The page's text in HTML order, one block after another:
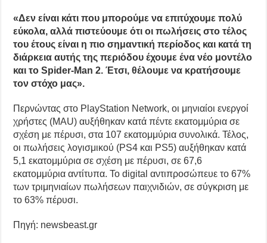
«Δεν είναι κάτι που μπορούμε να επιτύχουμε πολύ
εύκολα, αλλά πιστεύουμε ότι οι πωλήσεις στο τέλος
του έτους είναι η πιο σημαντική περίοδος και κατά τη
διάρκεια αυτής της περιόδου έχουμε ένα νέο μοντέλο
και το Spider-Man 2. Έτσι, θέλουμε να κρατήσουμε
τον στόχο μας».
Περνώντας στο PlayStation Network, οι μηνιαίοι ενεργοί
χρήστες (MAU) αυξήθηκαν κατά πέντε εκατομμύρια σε
σχέση με πέρυσι, στα 107 εκατομμύρια συνολικά. Τέλος,
οι πωλήσεις λογισμικού (PS4 και PS5) αυξήθηκαν κατά
5,1 εκατομμύρια σε σχέση με πέρυσι, σε 67,6
εκατομμύρια αντίτυπα. Το digital αντιπροσώπευε το 67%
των τριμηνιαίων πωλήσεων παιχνιδιών, σε σύγκριση με
το 63% πέρυσι.
Πηγή: newsbeast.gr